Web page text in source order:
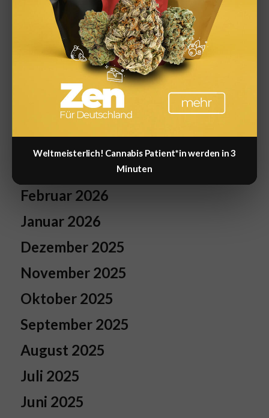
Zinsen & Sparen
Zinsprognose
Archiv
Februar 2026
Januar 2026
Dezember 2025
November 2025
Oktober 2025
September 2025
August 2025
Juli 2025
Juni 2025
Weltmeisterlich! Cannabis Patient*in werden in 3
Minuten